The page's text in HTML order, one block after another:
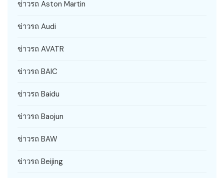
ข่าวรถ Aston Martin
ข่าวรถ Audi
ข่าวรถ AVATR
ข่าวรถ BAIC
ข่าวรถ Baidu
ข่าวรถ Baojun
ข่าวรถ BAW
ข่าวรถ Beijing